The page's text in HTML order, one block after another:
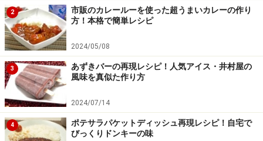
もおすすめ！
かぼちゃのフォカッチャ
かぼちゃのフォカッチャ
ふわふわかぼちゃのフォカッチャレシピです。オリーブ
オイルたっぷりのイタリアパン、フォカッチャにかぼち
2
市販のカレールーを使った超うまいカレーの作り
方！本格で簡単レシピ
2024/05/08
3
あずきバーの再現レシピ！人気アイス・井村屋の
風味を真似た作り方
2024/07/14
4
ポテサラパケットディッシュ再現レシピ！自宅で
びっくりドンキーの味